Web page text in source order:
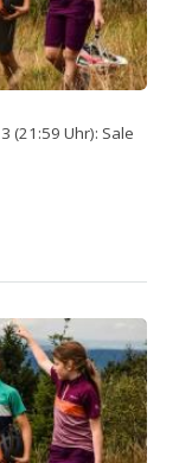
(21:59 Uhr): Sale